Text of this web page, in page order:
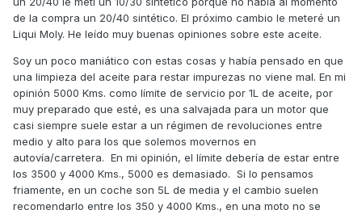
de la compra un 20/40 sintético. El próximo cambio le meteré un
Liqui Moly. He leído muy buenas opiniones sobre este aceite.
Soy un poco maniático con estas cosas y había pensado en que
una limpieza del aceite para restar impurezas no viene mal. En mi
opinión 5000 Kms. como límite de servicio por 1L de aceite, por
muy preparado que esté, es una salvajada para un motor que
casi siempre suele estar a un régimen de revoluciones entre
medio y alto para los que solemos movernos en
autovía/carretera. En mi opinión, el límite debería de estar entre
los 3500 y 4000 Kms., 5000 es demasiado. Si lo pensamos
friamente, en un coche son 5L de media y el cambio suelen
recomendarlo entre los 350 y 4000 Kms., en una moto no se